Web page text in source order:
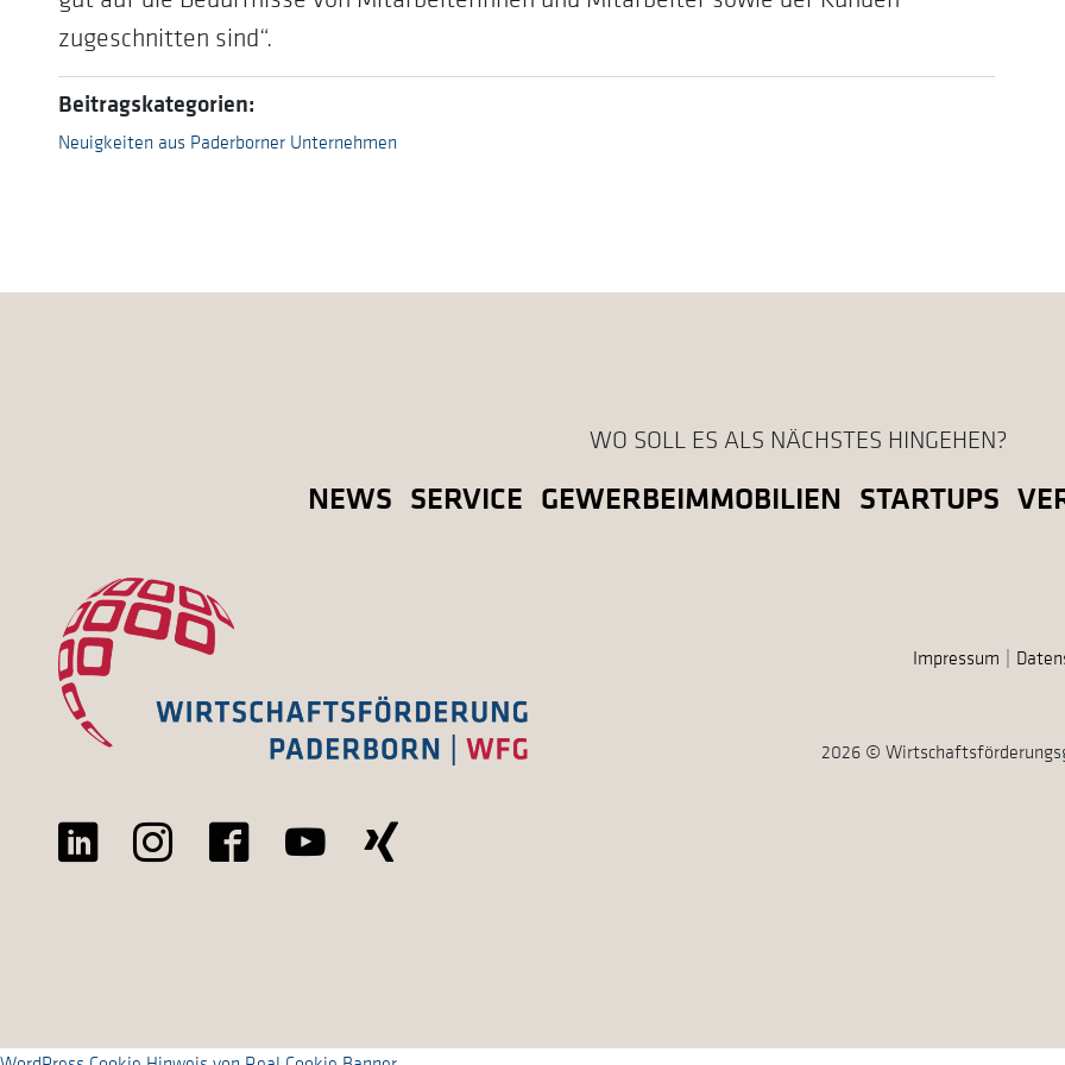
zugeschnitten sind“.
Beitragskategorien:
Neuigkeiten aus Paderborner Unternehmen
WO SOLL ES ALS NÄCHSTES HINGEHEN?
NEWS SERVICE GEWERBEIMMOBILIEN STARTUPS
Impressum
2026 ©